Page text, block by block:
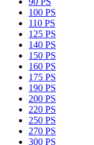
100 PS
110 PS
125 PS
140 PS
150 PS
160 PS
175 PS
190 PS
200 PS
220 PS
250 PS
270 PS
300 PS